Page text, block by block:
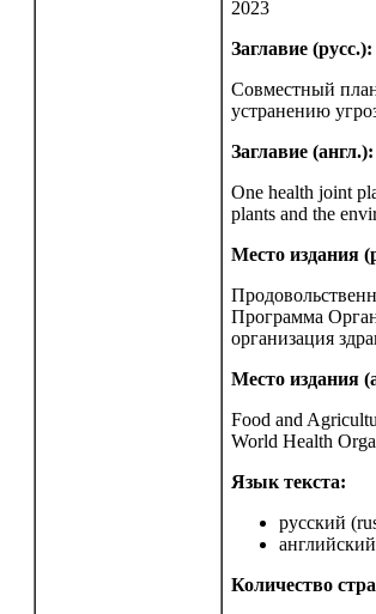
2023
Заглавие (русс.):
Совместный
устранению
Заглавие (англ.):
One health joint
plants and the
Место издания
Программа
организация
Место издания
Food and
World Health
Язык текста:
русский
Количество